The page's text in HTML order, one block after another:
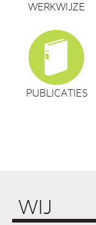
WERKWIJZE
PUBLICATIES
WIJ